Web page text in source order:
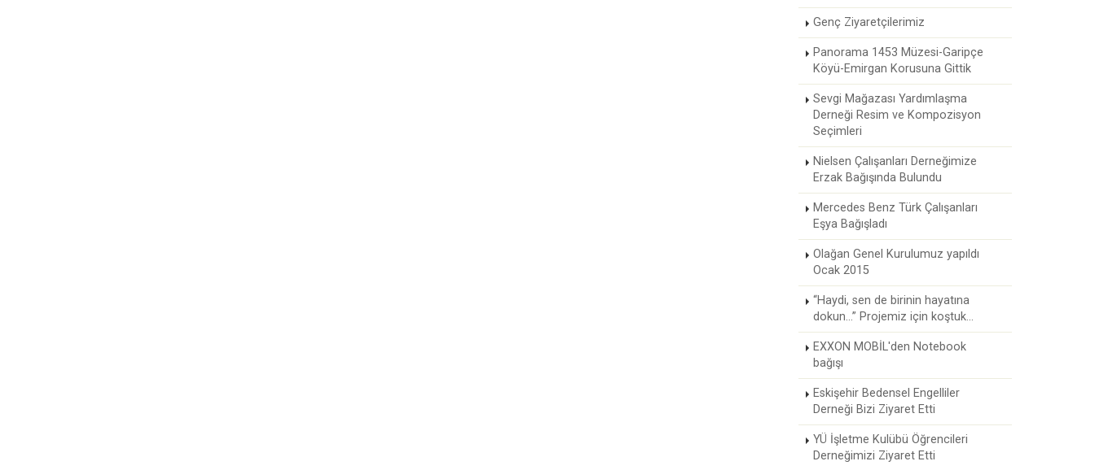
Genç Ziyaretçilerimiz
Panorama 1453 Müzesi-Garipçe
Köyü-Emirgan Korusuna Gittik
Sevgi Mağazası Yardımlaşma
Derneği Resim ve Kompozisyon
Seçimleri
Nielsen Çalışanları Derneğimize
Erzak Bağışında Bulundu
Mercedes Benz Türk Çalışanları
Eşya Bağışladı
Olağan Genel Kurulumuz yapıldı
Ocak 2015
“Haydi, sen de birinin hayatına
dokun...” Projemiz için koştuk...
EXXON MOBİL'den Notebook
bağışı
Eskişehir Bedensel Engelliler
Derneği Bizi Ziyaret Etti
YÜ İşletme Kulübü Öğrencileri
Derneğimizi Ziyaret Etti